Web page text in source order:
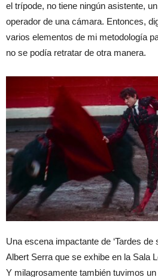
el trípode, no tiene ningún asistente,
operador de una cámara. Entonces,
varios elementos de mi metodología
no se podía retratar de otra manera.
Una escena impactante de ‘Tardes de
Albert Serra que se exhibe en la Sala
Y milagrosamente también tuvimos